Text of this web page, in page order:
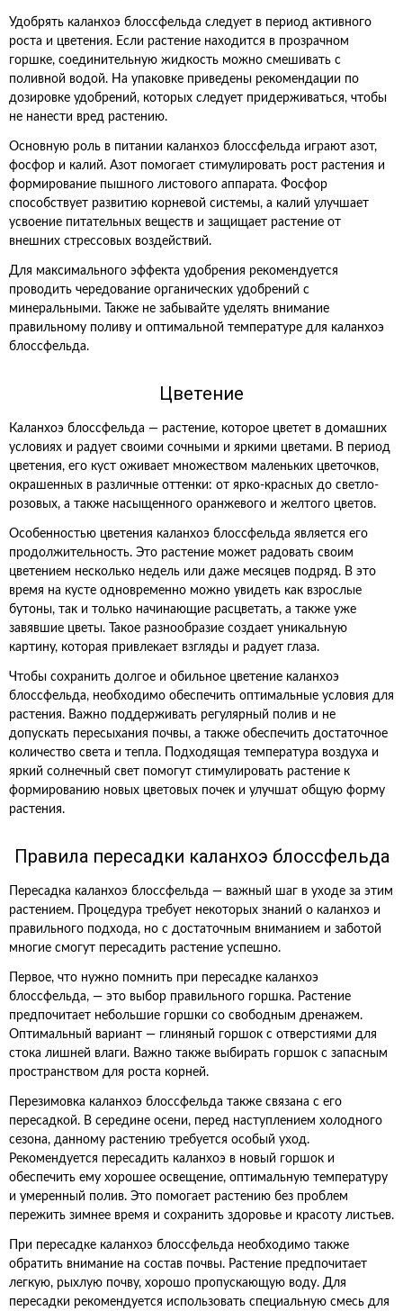
Удобрять каланхоэ блоссфельда следует в период активного
роста и цветения. Если растение находится в прозрачном
горшке, соединительную жидкость можно смешивать с
поливной водой. На упаковке приведены рекомендации по
дозировке удобрений, которых следует придерживаться, чтобы
не нанести вред растению.
Основную роль в питании каланхоэ блоссфельда играют азот,
фосфор и калий. Азот помогает стимулировать рост растения и
формирование пышного листового аппарата. Фосфор
способствует развитию корневой системы, а калий улучшает
усвоение питательных веществ и защищает растение от
внешних стрессовых воздействий.
Для максимального эффекта удобрения рекомендуется
проводить чередование органических удобрений с
минеральными. Также не забывайте уделять внимание
правильному поливу и оптимальной температуре для каланхоэ
блоссфельда.
Цветение
Каланхоэ блоссфельда — растение, которое цветет в домашних
условиях и радует своими сочными и яркими цветами. В период
цветения, его куст оживает множеством маленьких цветочков,
окрашенных в различные оттенки: от ярко-красных до светло-
розовых, а также насыщенного оранжевого и желтого цветов.
Особенностью цветения каланхоэ блоссфельда является его
продолжительность. Это растение может радовать своим
цветением несколько недель или даже месяцев подряд. В это
время на кусте одновременно можно увидеть как взрослые
бутоны, так и только начинающие расцветать, а также уже
завявшие цветы. Такое разнообразие создает уникальную
картину, которая привлекает взгляды и радует глаза.
Чтобы сохранить долгое и обильное цветение каланхоэ
блоссфельда, необходимо обеспечить оптимальные условия для
растения. Важно поддерживать регулярный полив и не
допускать пересыхания почвы, а также обеспечить достаточное
количество света и тепла. Подходящая температура воздуха и
яркий солнечный свет помогут стимулировать растение к
формированию новых цветовых почек и улучшат общую форму
растения.
Правила пересадки каланхоэ блоссфельда
Пересадка каланхоэ блоссфельда — важный шаг в уходе за этим
растением. Процедура требует некоторых знаний о каланхоэ и
правильного подхода, но с достаточным вниманием и заботой
многие смогут пересадить растение успешно.
Первое, что нужно помнить при пересадке каланхоэ
блоссфельда, — это выбор правильного горшка. Растение
предпочитает небольшие горшки со свободным дренажем.
Оптимальный вариант — глиняный горшок с отверстиями для
стока лишней влаги. Важно также выбирать горшок с запасным
пространством для роста корней.
Перезимовка каланхоэ блоссфельда также связана с его
пересадкой. В середине осени, перед наступлением холодного
сезона, данному растению требуется особый уход.
Рекомендуется пересадить каланхоэ в новый горшок и
обеспечить ему хорошее освещение, оптимальную температуру
и умеренный полив. Это помогает растению без проблем
пережить зимнее время и сохранить здоровье и красоту листьев.
При пересадке каланхоэ блоссфельда необходимо также
обратить внимание на состав почвы. Растение предпочитает
легкую, рыхлую почву, хорошо пропускающую воду. Для
пересадки рекомендуется использовать специальную смесь для